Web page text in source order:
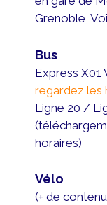
Grenoble,
Bus
Express X01
regardez les
Ligne 20 /
horaires)
Vélo
(+ de